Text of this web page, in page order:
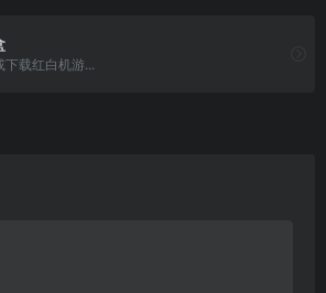
载红白机游...